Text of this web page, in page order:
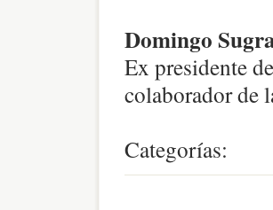
Domingo
Ex presidente
colaborador de
Categorías: